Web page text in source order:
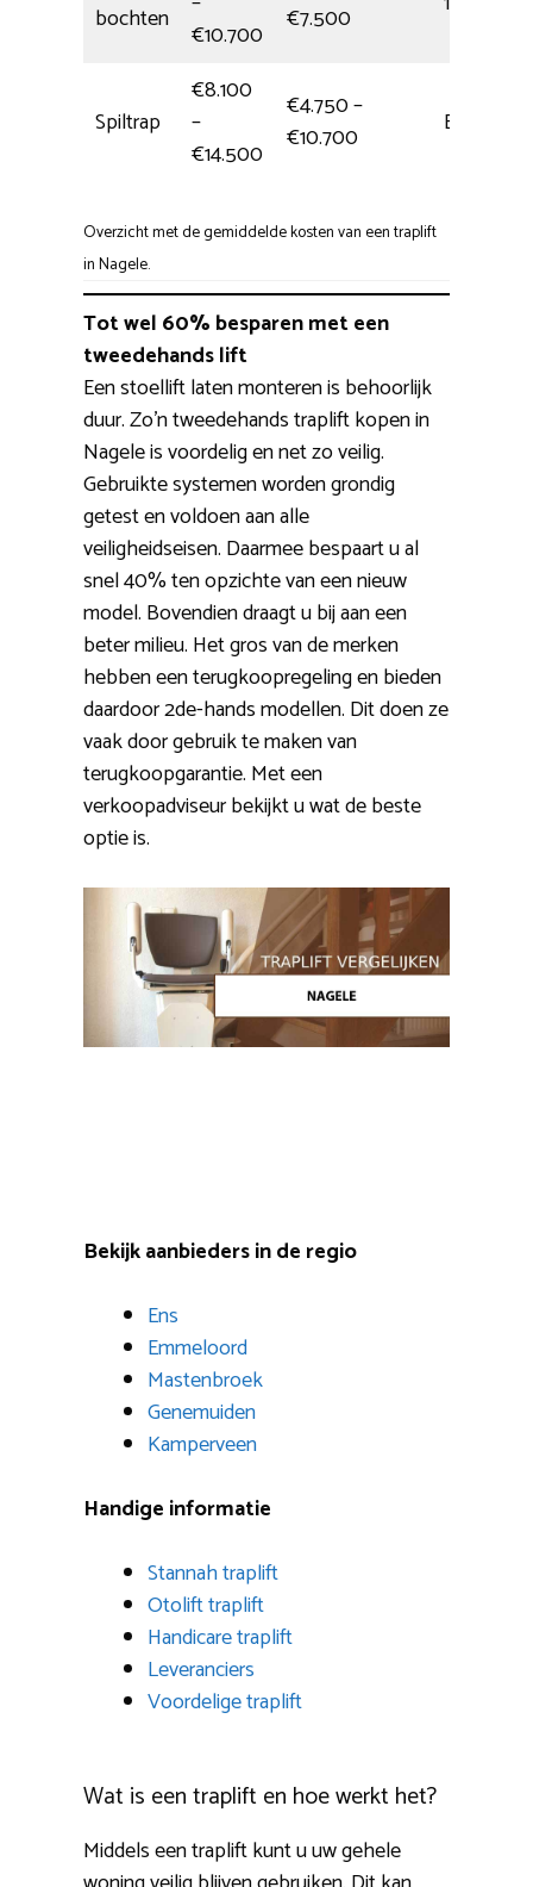
bochten
€10.700
€7.500
Spiltrap
€8.100
–
€14.500
€4.750 –
€10.700
Eén dag
Overzicht met de gemiddelde kosten van een traplift
in Nagele.
Tot wel 60% besparen met een
tweedehands lift
Een stoellift laten monteren is behoorlijk
duur. Zo’n tweedehands traplift kopen in
Nagele is voordelig en net zo veilig.
Gebruikte systemen worden grondig
getest en voldoen aan alle
veiligheidseisen. Daarmee bespaart u al
snel 40% ten opzichte van een nieuw
model. Bovendien draagt u bij aan een
beter milieu. Het gros van de merken
hebben een terugkoopregeling en bieden
daardoor 2de-hands modellen. Dit doen ze
vaak door gebruik te maken van
terugkoopgarantie. Met een
verkoopadviseur bekijkt u wat de beste
optie is.
Bekijk aanbieders in de regio
Ens
Emmeloord
Mastenbroek
Genemuiden
Kamperveen
Handige informatie
Stannah traplift
Otolift traplift
Handicare traplift
Leveranciers
Voordelige traplift
Wat is een traplift en hoe werkt het?
Middels een traplift kunt u uw gehele